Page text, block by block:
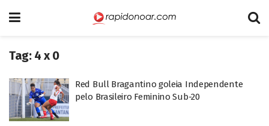
Tag: 4 x 0
Red Bull Bragantino goleia Independente
pelo Brasileiro Feminino Sub-20